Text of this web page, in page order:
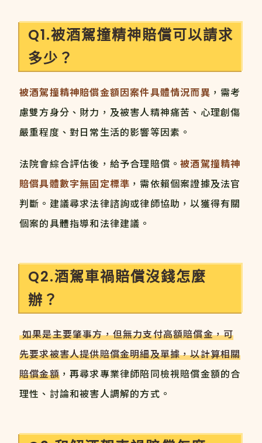
Q1.被酒駕撞精神賠償可以請求
多少？
被酒駕撞精神賠償金額因案件具體情況而異 ，需考
慮雙方身分、財力，及被害人精神痛苦、心理創傷
嚴重程度、對日常生活的影響等因素。
法院會綜合評估後，給予合理賠償。被酒駕撞精神
賠償具體數字無固定標準 ，需依賴個案證據及法官
判斷。建議尋求法律諮詢或律師協助，以獲得有關
個案的具體指導和法律建議。
Q2.酒駕車禍賠償沒錢怎麼
辦？
如果是主要肇事方，但無力支付高額賠償金，可
先要求被害人提供賠償金明細及單據，以計算相關
賠償金額，再尋求專業律師陪同檢視賠償金額的合
理性、討論和被害人調解的方式。